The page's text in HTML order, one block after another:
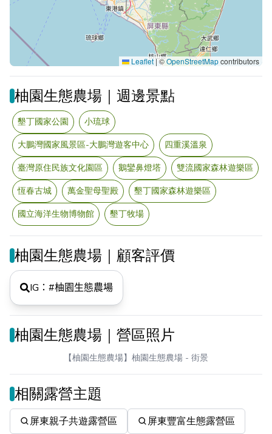
Leaflet|©OpenStreetMapcontributors
柚園生態農場｜週邊景點
墾丁國家公園
小琉球
大鵬灣國家風景區-大鵬灣遊客中心
四重溪溫泉
臺灣原住民族文化園區
鵝鑾鼻燈塔
雙流國家森林遊樂區
恆春古城
萬金聖母聖殿
墾丁國家森林遊樂區
國立海洋生物博物館
墾丁牧場
柚園生態農場｜顧客評價
IG：#柚園生態農場
柚園生態農場｜營區照片
【柚園生態農場】柚園生態農場 - 街景
相關露營主題
屏東親子共遊露營區 屏東豐富生態露營區